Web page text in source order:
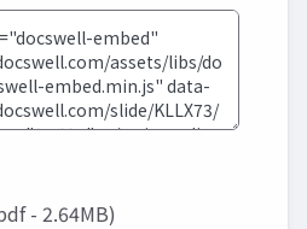
- 2.64MB)